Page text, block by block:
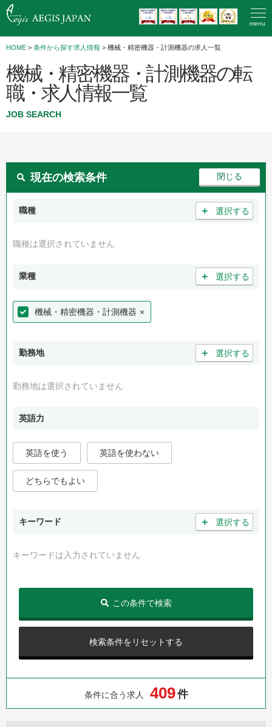
menu
HOME > 条件から探す求人情報 > 機械・精密機器・計測機器の求人一覧
機械・精密機器・計測機器の転
職・求人情報一覧
JOB SEARCH
現在の検索条件
職種 ＋ 選択する
職種は選択されていません
業種 ＋ 選択する
機械・精密機器・計測機器 ×
勤務地 ＋ 選択する
勤務地は選択されていません
英語力
英語を使う 英語を使わない
どちらでもよい
キーワード ＋ 選択する
キーワードは入力されていません
検索条件をリセットする
この条件で検索
条件に合う求人 409件